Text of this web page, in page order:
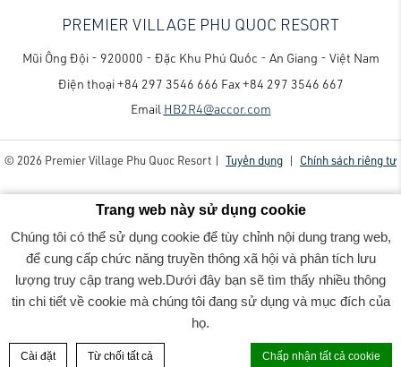
Trang web này sử dụng cookie
Chúng tôi có thể sử dụng cookie để tùy chỉnh nội dung trang web,
để cung cấp chức năng truyền thông xã hội và phân tích lưu
lượng truy cập trang web.Dưới đây bạn sẽ tìm thấy nhiều thông
tin chi tiết về cookie mà chúng tôi đang sử dụng và mục đích của
họ.
Cài đặt Từ chối tất cả Chấp nhận tất cả cookie
PREMIER VILLAGE PHU QUOC RESORT
Mũi Ông Đội - 920000 - Đặc Khu Phú Quốc - An Giang - Việt Nam
Điện thoại+84 297 3546 666 Fax+84 297 3546 667
Email HB2R4@accor.com
© 2026 Premier Village Phu Quoc Resort | Tuyển dụng | Chính sách riêng tư
Edit-Rv1